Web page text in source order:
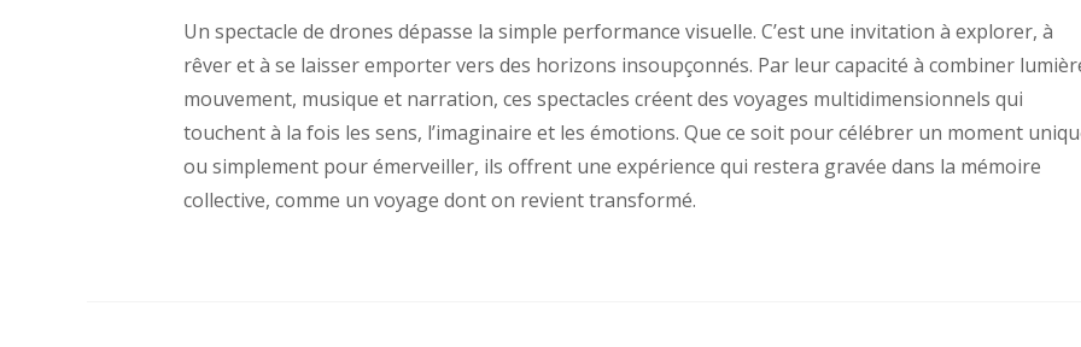
Un spectacle de drones dépasse la simple performance visuelle. C’est une invitation à explorer, à
rêver et à se laisser emporter vers des horizons insoupçonnés. Par leur capacité à combiner
mouvement, musique et narration, ces spectacles créent des voyages multidimensionnels qui
touchent à la fois les sens, l’imaginaire et les émotions. Que ce soit pour célébrer un moment
ou simplement pour émerveiller, ils offrent une expérience qui restera gravée dans la mémoire
collective, comme un voyage dont on revient transformé.